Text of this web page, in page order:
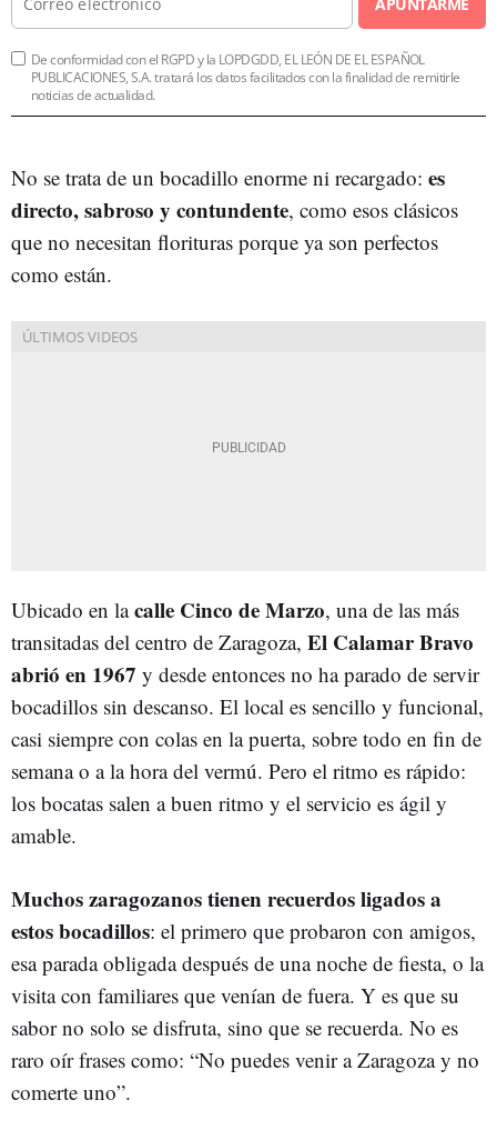
De conformidad con el RGPD y la LOPDGDD, EL LEÓN DE EL ESPAÑOL
PUBLICACIONES, S.A. tratará los datos facilitados con la finalidad de remitirle
noticias de actualidad.
No se trata de un bocadillo enorme ni recargado: es
directo, sabroso y contundente, como esos clásicos
que no necesitan florituras porque ya son perfectos
como están.
Ubicado en lacalle Cinco de Marzo, una de las más
transitadas del centro de Zaragoza, El Calamar Bravo
abrió en 1967 y desde entonces no ha parado de servir
bocadillos sin descanso. El local es sencillo y funcional,
casi siempre con colas en la puerta, sobre todo en fin de
semana o a la hora del vermú. Pero el ritmo es rápido:
los bocatas salen a buen ritmo y el servicio es ágil y
amable.
Muchos zaragozanos tienen recuerdos ligados a
estos bocadillos: el primero que probaron con amigos,
esa parada obligada después de una noche de fiesta, o la
visita con familiares que venían de fuera. Y es que su
sabor no solo se disfruta, sino que se recuerda. No es
raro oír frases como: “No puedes venir a Zaragoza y no
comerte uno”.